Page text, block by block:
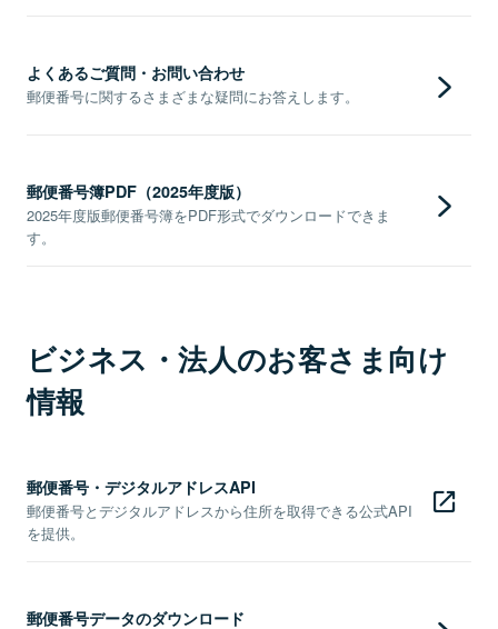
よくあるご質問・お問い合わせ
郵便番号に関するさまざまな疑問にお答えします。
郵便番号簿PDF（2025年度版）
2025年度版郵便番号簿をPDF形式でダウンロードできま
す。
ビジネス・法人のお客さま向け
情報
郵便番号・デジタルアドレスAPI
郵便番号とデジタルアドレスから住所を取得できる公式API
を提供。
郵便番号データのダウンロード